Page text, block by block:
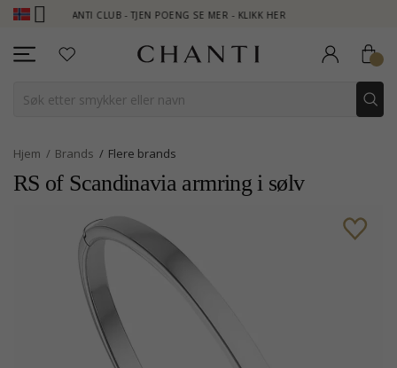
CHANTI CLUB - TJEN POENG SE MER - KLIKK HER
Hjem Brands Flere brands
RS of Scandinavia armring i sølv